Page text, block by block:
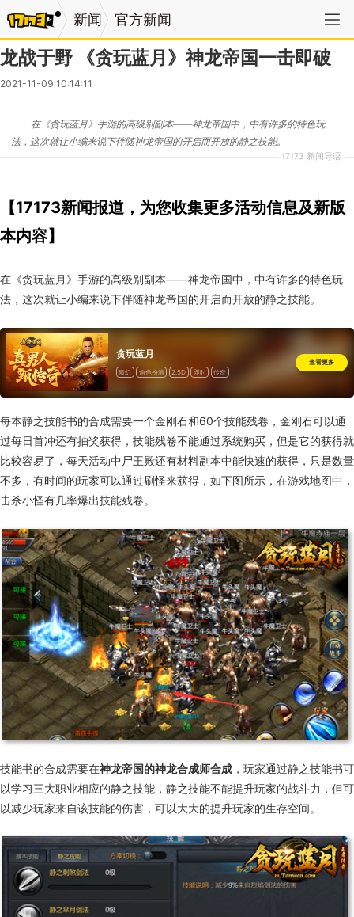
新闻 官方新闻
龙战于野 《贪玩蓝月》神龙帝国一击即破
2021-11-09 10:14:11
17173 新闻导语
在《贪玩蓝月》手游的高级别副本——神龙帝国中，中有许多的特色玩
法，这次就让小编来说下伴随神龙帝国的开启而开放的静之技能。
【17173新闻报道，为您收集更多活动信息及新版
本内容】
在《贪玩蓝月》手游的高级别副本——神龙帝国中，中有许多的特色玩
法，这次就让小编来说下伴随神龙帝国的开启而开放的静之技能。
贪玩蓝月
魔幻 角色扮演 2.5D 即时 传奇
查看更多
每本静之技能书的合成需要一个金刚石和60个技能残卷，金刚石可以通
过每日首冲还有抽奖获得，技能残卷不能通过系统购买，但是它的获得就
比较容易了，每天活动中尸王殿还有材料副本中能快速的获得，只是数量
不多，有时间的玩家可以通过刷怪来获得，如下图所示，在游戏地图中，
击杀小怪有几率爆出技能残卷。
技能书的合成需要在神龙帝国的神龙合成师合成 ，玩家通过静之技能书可
以学习三大职业相应的静之技能，静之技能不能提升玩家的战斗力，但可
以减少玩家来自该技能的伤害，可以大大的提升玩家的生存空间。